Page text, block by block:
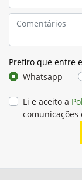
Prefiro que entre
Whatsapp
Li e aceito a
comunicações